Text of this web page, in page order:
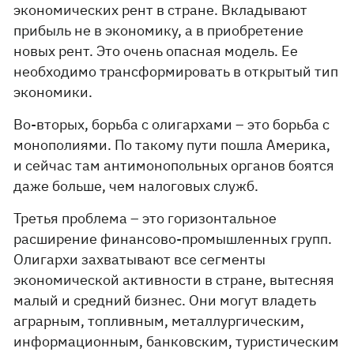
экономических рент в стране. Вкладывают
прибыль не в экономику, а в приобретение
новых рент. Это очень опасная модель. Ее
необходимо трансформировать в открытый тип
экономики.
Во-вторых, борьба с олигархами – это борьба с
монополиями. По такому пути пошла Америка,
и сейчас там антимонопольных органов боятся
даже больше, чем налоговых служб.
Третья проблема – это горизонтальное
расширение финансово-промышленных групп.
Олигархи захватывают все сегменты
экономической активности в стране, вытесняя
малый и средний бизнес. Они могут владеть
аграрным, топливным, металлургическим,
информационным, банковским, туристическим